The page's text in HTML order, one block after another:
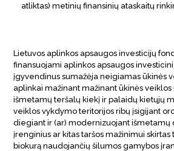
atliktas) metinių finansinių ataskaitų
Lietuvos aplinkos apsaugos investicijų
finansuojami aplinkos apsaugos
įgyvendinus sumažėja neigiamas ūkinės
aplinkai mažinant mažinant ūkinės
išmetamų teršalų kiekį ir palaidų kietųjų
veiklos vykdymo teritorijos ribų įsigijant
diegiant ir (ar) modernizuojant išmetamų
įrenginius ar kitas taršos mažinimui
biokurą naudojančių šilumos gamybos